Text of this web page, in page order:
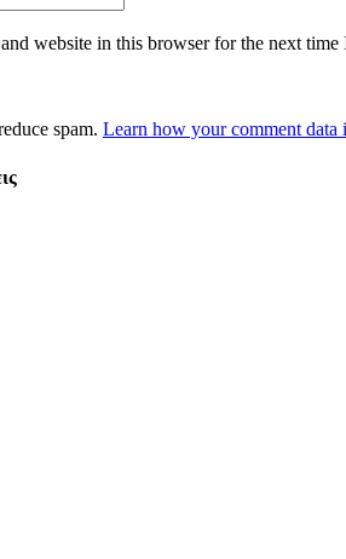
website in this browser for the next time
spam. Learn how your comment data